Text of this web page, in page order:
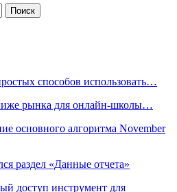
способов использовать…
рынка для онлайн-школы…
основного алгоритма November
раздел «Данные отчета»
доступ инструмент для